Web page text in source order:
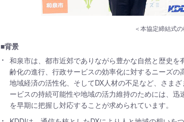
＜本協定締結式の
■背景
和泉市は、都市近郊でありながら豊かな自然と歴史
齢化の進行、行政サービスの効率化に対するニーズの
地域経済の活性化、そしてDX人材の不足など、さま
ービスの持続可能性や地域の活力維持のためには、
を早期に把握し対応することが求められています。